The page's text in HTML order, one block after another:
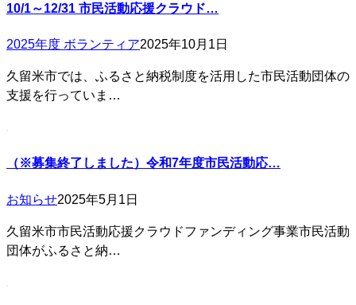
10/1～12/31 市民活動応援クラウド…
2025年度 ボランティア2025年10月1日
久留米市では、ふるさと納税制度を活用した市民活動団体の
支援を行っていま…
（※募集終了しました）令和7年度市民活動応…
お知らせ2025年5月1日
久留米市市民活動応援クラウドファンディング事業市民活動
団体がふるさと納…